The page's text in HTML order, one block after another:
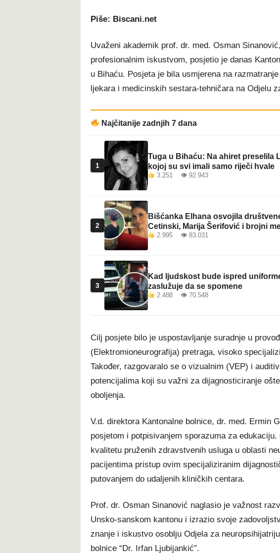
Piše: Biscani.net
Uvaženi akademik prof. dr. med. Osman
profesionalnim iskustvom, posjetio je danas
u Bihaću. Posjeta je bila usmjerena na
ljekara i medicinskih sestara-tehničara na Odjelu
Najčitanije zadnjih 7 dana
1
Tuga u Bihaću: Na ahiret preselila
kojoj su svi imali samo riječi hvale
3.251 👁 92.943
2
Bišćanka Elhana osvojila
Cetinski, Marija Šerifović i brojni
2.995 👁 83.031
3
Kad ljudskost bude ispred
zaslužuje da se spomene
2.488 👁 70.548
Cilj posjete bilo je uspostavljanje suradnje u
(Elektromioneurografija) pretraga, visoko
Također, razgovaralo se o vizualnim (VEP) i
potencijalima koji su važni za dijagnosticiranje
oboljenja.
V.d. direktora Kantonalne bolnice, dr. med. Ermin
posjetom i potpisivanjem sporazuma za
kvalitetu pruženih zdravstvenih usluga u oblasti
pacijentima pristup ovim specijaliziranim
putovanjem do udaljenih kliničkih centara.
Prof. dr. Osman Sinanović naglasio je važnost
Unsko-sanskom kantonu i izrazio svoje
znanje i iskustvo osoblju Odjela za
bolnice “Dr. Irfan Ljubijankić”.